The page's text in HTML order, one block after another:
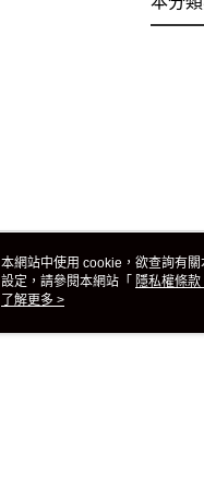
本網站中使用 cookie，欲查詢有
設定，請參閱本網站「 隱私權條款
使用 cookie。
了解更多 >